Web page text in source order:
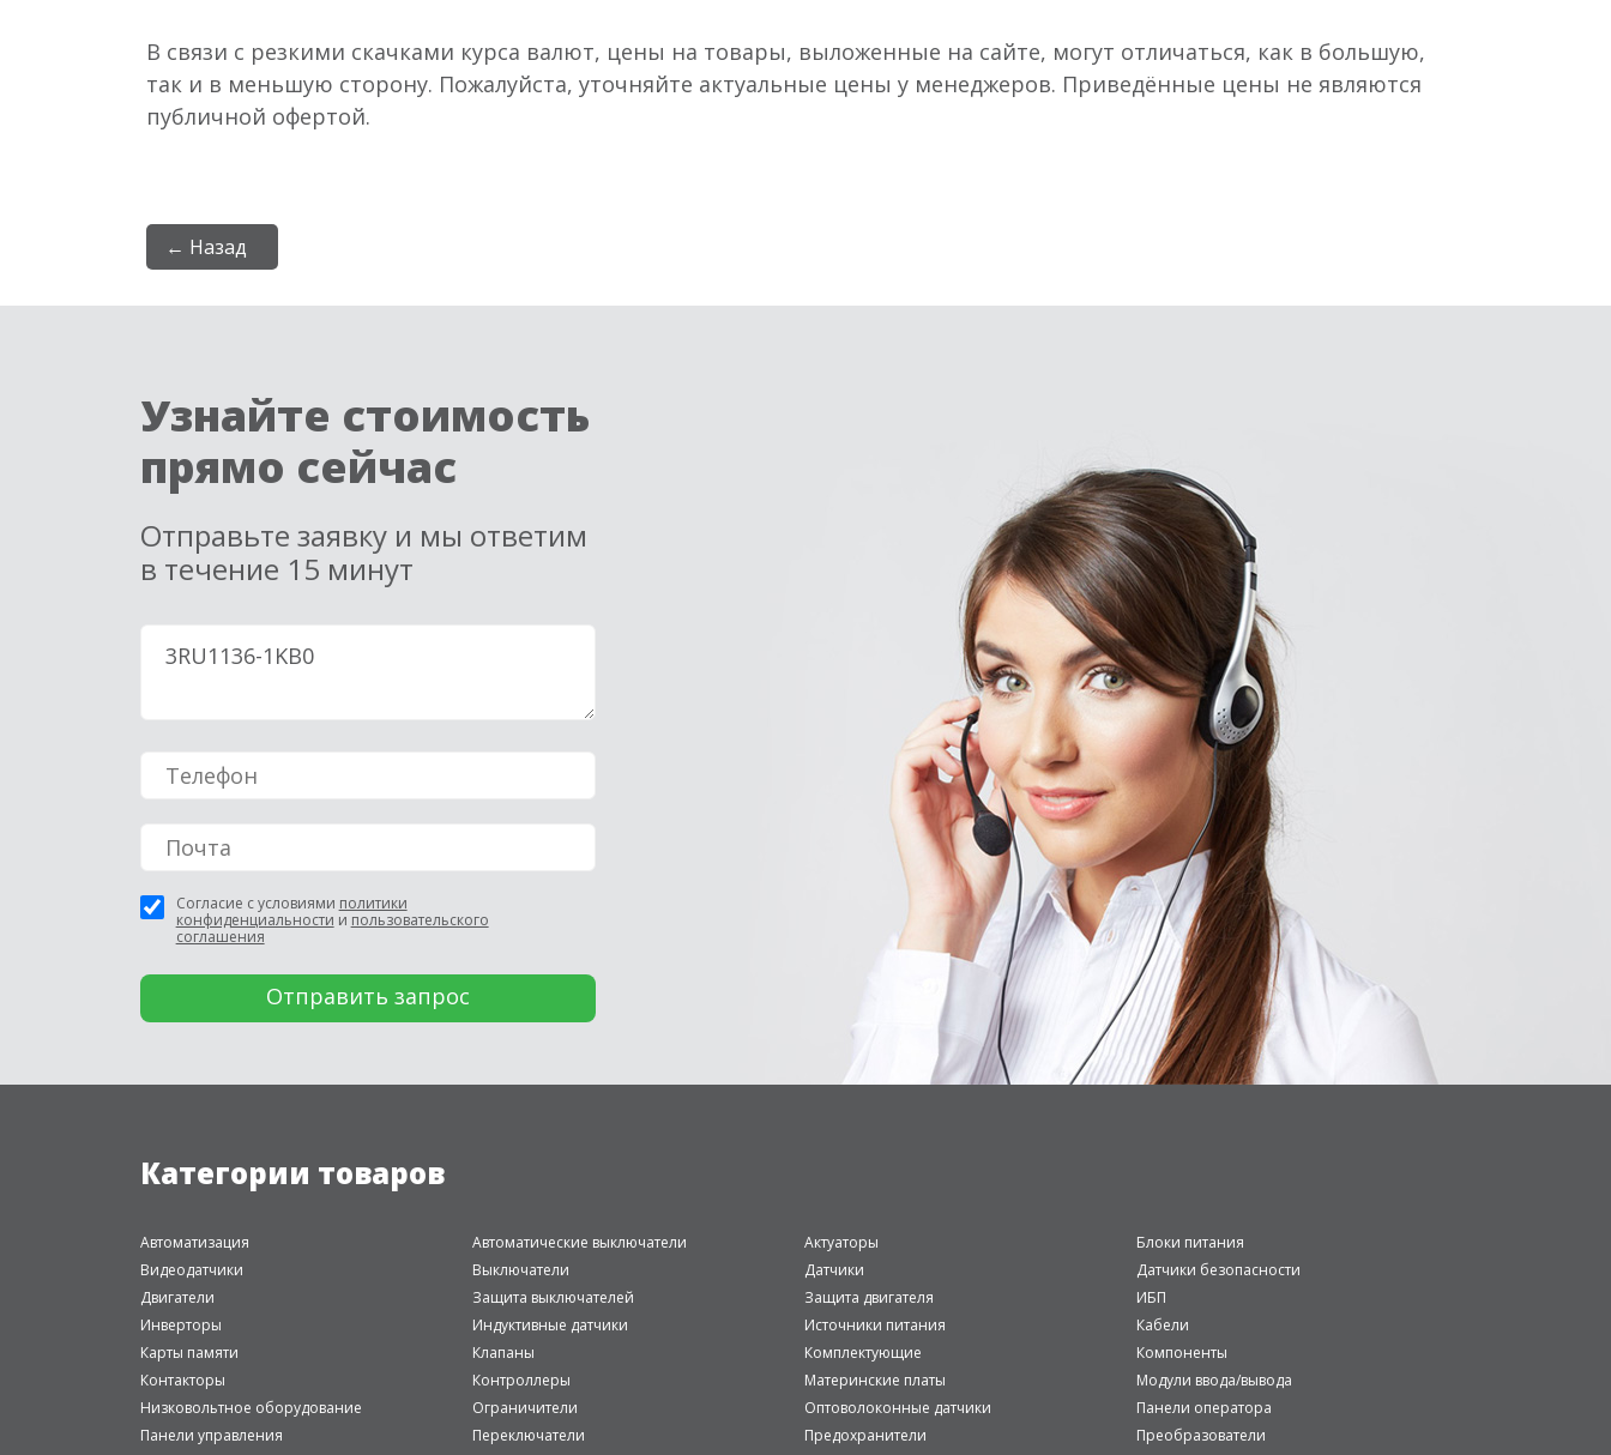
В связи с резкими скачками курса валют, цены на товары, выложенные на сайте, могут отличаться, как в большую,
так и в меньшую сторону. Пожалуйста, уточняйте актуальные цены у менеджеров. Приведённые цены не являются
публичной офертой.
← Назад
Узнайте стоимость
прямо сейчас
Отправьте заявку и мы ответим
в течение 15 минут
Согласие с условиями политики
конфиденциальности и пользовательского
соглашения
Категории товаров
Автоматизация Автоматические выключатели Актуаторы
Блоки питания
Видеодатчики
Выключатели Датчики
Датчики безопасности
Двигатели
Защита выключателей Защита двигателя
ИБП
Инверторы
Индуктивные датчики Источники питания
Кабели
Карты памяти
Клапаны Комплектующие
Компоненты
Контакторы
Контроллеры Материнские платы
Модули ввода/вывода
Низковольтное оборудование
Ограничители Оптоволоконные датчики
Панели оператора
Панели управления
Переключатели Предохранители
Преобразователи